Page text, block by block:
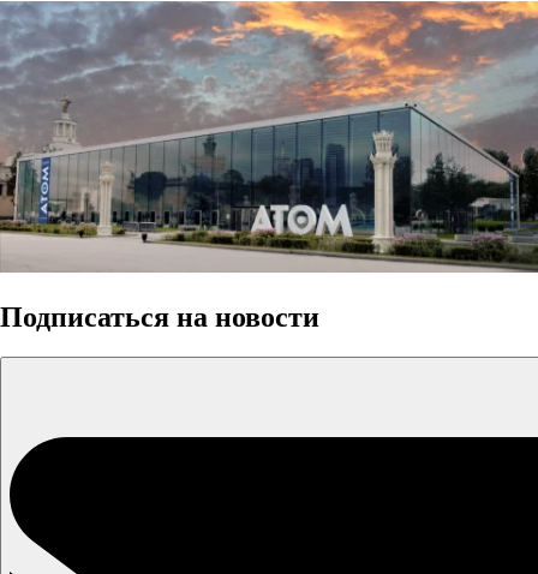
Подписаться на новости